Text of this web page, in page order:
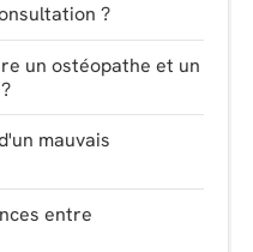
?
un ostéopathe et un
mauvais
entre